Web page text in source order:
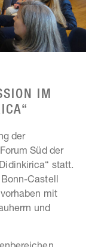
IM
der
Süd der
statt.
Castell
mit
und